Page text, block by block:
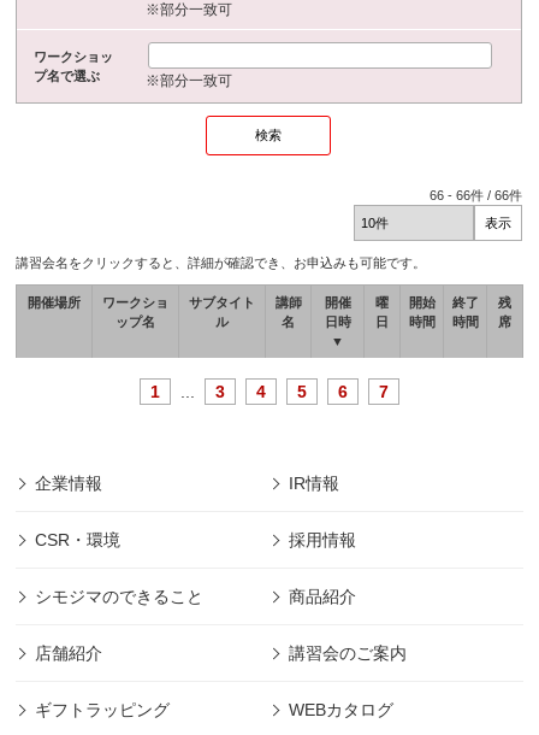
※部分一致可
ワークショッ
プ名で選ぶ
※部分一致可
66 -66件 /66件
講習会名をクリックすると、詳細が確認でき、お申込みも可能です。
開催場所
ワークショ
ップ名
サブタイト
ル
講師
名
開催
日時
▼
曜
日
開始
時間
終了
時間
残
席
1 3 4 5 6 7
企業情報 IR情報
CSR・環境 採用情報
シモジマのできること 商品紹介
店舗紹介 講習会のご案内
ギフトラッピング WEBカタログ